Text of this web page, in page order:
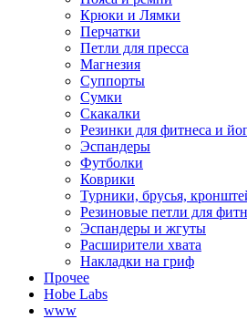
Крюки и Лямки
Перчатки
Петли для пресса
Магнезия
Суппорты
Сумки
Скакалки
Резинки для фитнеса и
Эспандеры
Футболки
Коврики
Турники, брусья,
Резиновые петли для
Эспандеры и жгуты
Расширители хвата
Накладки на гриф
Прочее
Hobe Labs
www